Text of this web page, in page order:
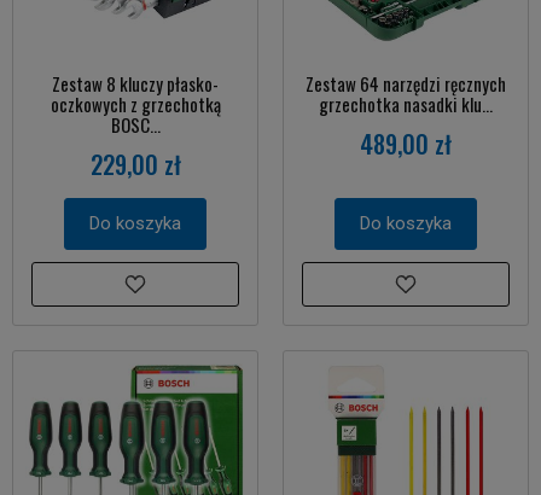
Zestaw 8 kluczy płasko-
oczkowych z grzechotką
BOSC...
229,00 zł
Do koszyka
Zestaw 64 narzędzi ręcznych
grzechotka nasadki klu...
489,00 zł
Do koszyka